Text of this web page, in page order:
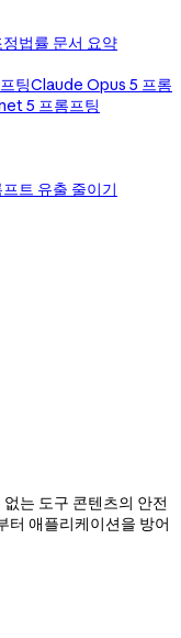
법률 문서 요약
팅Claude Opus 5 프롬
5 프롬프팅
트 유출 줄이기
는 도구 콘텐츠의 안전
터 애플리케이션을 방어